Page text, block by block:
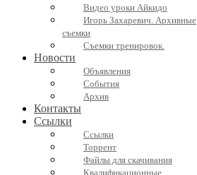
Видео уроки Айкидо
Игорь Захаревич. Архивные
съемки
Съемки тренировок.
Новости
Объявления
События
Архив
Контакты
Ссылки
Ссылки
Торрент
Файлы для скачивания
Квалификационные